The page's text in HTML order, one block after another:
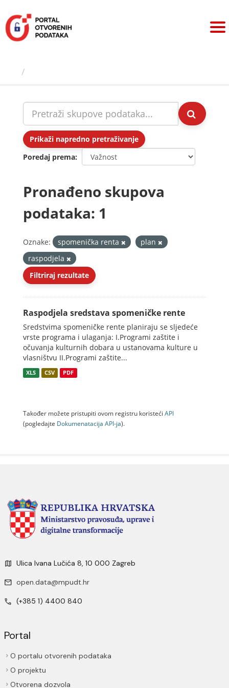
sadržaj
Prikaži napredno pretraživanje
Poredaj prema
Pronađeno skupova
podataka: 1
Oznake: spomenička renta
plan
raspodjela
Filtriraj rezultate
Raspodjela sredstava spomeničke rente
Sredstvima spomeničke rente planiraju se sljedeće
vrste programa i ulaganja: I.Programi zaštite i
očuvanja kulturnih dobara u ustanovama kulture u
vlasništvu II.Programi zaštite...
XLS CSV PDF
Također možete pristupiti ovom registru koristeći API
(pogledajte Dokumenаtаcijа API-jа).